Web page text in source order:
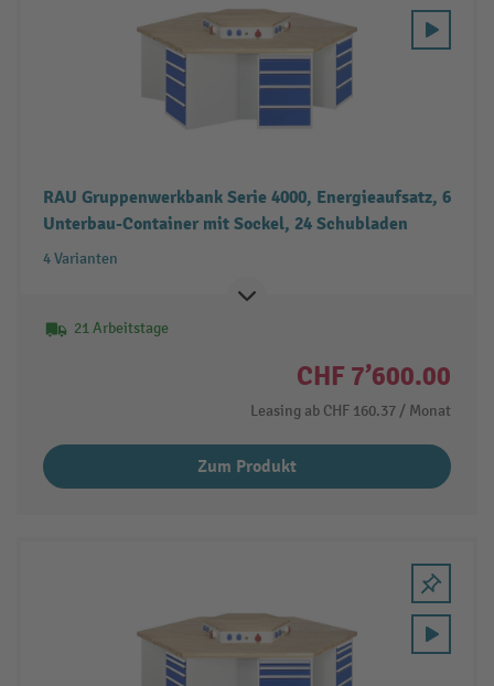
RAU Gruppenwerkbank Serie 4000, Energieaufsatz, 6
Unterbau-Container mit Sockel, 24 Schubladen
4 Varianten
21 Arbeitstage
CHF 7’600.00
Leasing ab CHF 160.37 / Monat
Zum Produkt